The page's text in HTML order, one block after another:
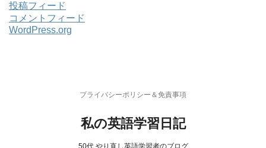
投稿フィード
コメントフィード
WordPress.org
プライバシーポリシー＆免責事項
私の英語学習日記